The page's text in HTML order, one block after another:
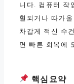
니다. 컴퓨터 작
혈되거나 따가
차갑게 적신 수
면 빠른 회복에
핵심요약